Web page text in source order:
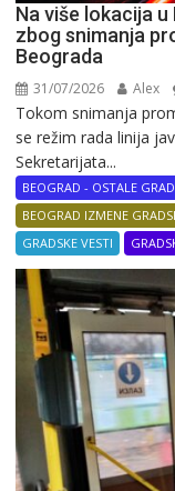
Na više lokacija
zbog snimanja
Beograda
31/07/2026 Alex
Tokom snimanja
se režim rada linija
Sekretarijata...
BEOGRAD - OSTALE
BEOGRAD IZMENE
GRADSKE VESTI